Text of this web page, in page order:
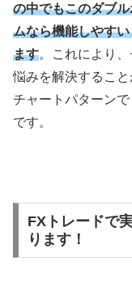
の中でもこのダブ
ムなら機能しやす
ます。これにより
悩みを解決すること
チャートパターン
です。
FXトレードで
ります！